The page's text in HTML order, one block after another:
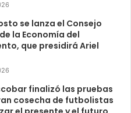
se lanza el Consejo
la Economía del
que presidirá Ariel
finalizó las pruebas
cosecha de futbolistas